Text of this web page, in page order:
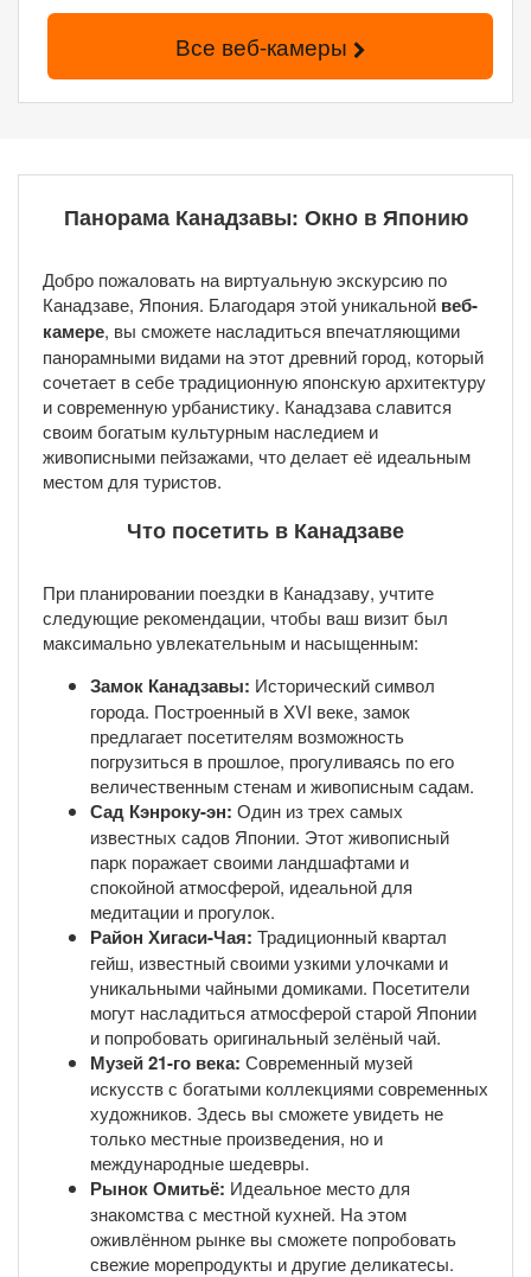
Все веб-камеры
Панорама Канадзавы: Окно в Японию
Добро пожаловать на виртуальную экскурсию по
Канадзаве, Япония. Благодаря этой уникальной веб-
камере, вы сможете насладиться впечатляющими
панорамными видами на этот древний город, который
сочетает в себе традиционную японскую архитектуру
и современную урбанистику. Канадзава славится
своим богатым культурным наследием и
живописными пейзажами, что делает её идеальным
местом для туристов.
Что посетить в Канадзаве
При планировании поездки в Канадзаву, учтите
следующие рекомендации, чтобы ваш визит был
максимально увлекательным и насыщенным:
Замок Канадзавы: Исторический символ
города. Построенный в XVI веке, замок
предлагает посетителям возможность
погрузиться в прошлое, прогуливаясь по его
величественным стенам и живописным садам.
Сад Кэнроку-эн: Один из трех самых
известных садов Японии. Этот живописный
парк поражает своими ландшафтами и
спокойной атмосферой, идеальной для
медитации и прогулок.
Район Хигаси-Чая: Традиционный квартал
гейш, известный своими узкими улочками и
уникальными чайными домиками. Посетители
могут насладиться атмосферой старой Японии
и попробовать оригинальный зелёный чай.
Музей 21-го века: Современный музей
искусств с богатыми коллекциями современных
художников. Здесь вы сможете увидеть не
только местные произведения, но и
международные шедевры.
Рынок Омитьё: Идеальное место для
знакомства с местной кухней. На этом
оживлённом рынке вы сможете попробовать
свежие морепродукты и другие деликатесы.